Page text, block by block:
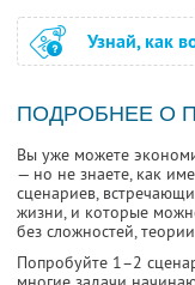
Узнай, как
ПОДРОБНЕЕ О
Вы уже можете
— но не знаете, как
сценариев,
жизни, и которые
без сложностей,
Попробуйте 1–2